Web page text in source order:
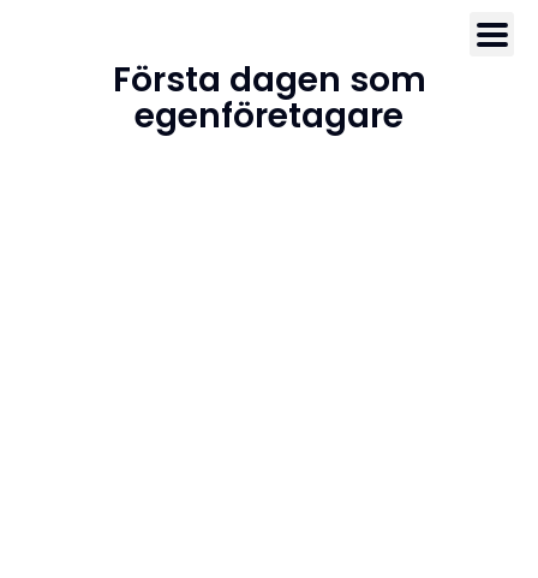
Första dagen som
egenföretagare